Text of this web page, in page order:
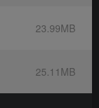
23.99MB
25.11MB